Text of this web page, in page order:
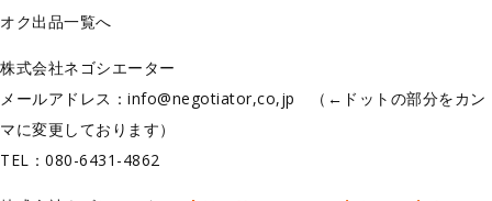
オク出品一覧へ
株式会社ネゴシエーター
メールアドレス：info@negotiator,co,jp （←ドットの部分をカン
マに変更しております）
TEL：080-6431-4862